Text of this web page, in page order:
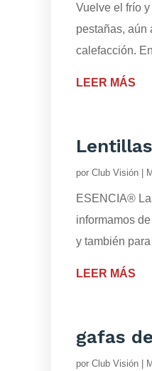
Vuelve el frío
pestañas, aún
calefacción.
LEER MÁS
por Club Visión
ESENCIA®
informamos
y también
LEER MÁS
gafas
por Club Visión